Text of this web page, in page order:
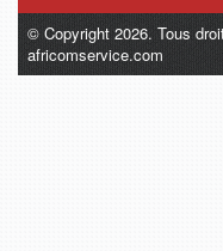
© Copyright 2026. Tous
africomservice.com